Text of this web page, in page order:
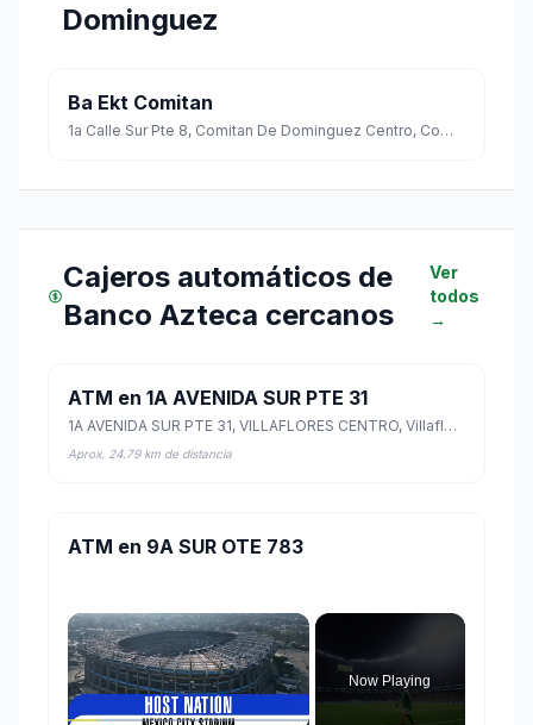
Dominguez
Ba Ekt Comitan
1a Calle Sur Pte 8, Comitan De Dominguez Centro, Comitan De Dominguez, Chiapas
Cajeros automáticos de
Banco Azteca cercanos
Ver
todos
→
ATM en 1A AVENIDA SUR PTE 31
1A AVENIDA SUR PTE 31, VILLAFLORES CENTRO, Villaflores, Chiapas
Aprox. 24.79 km de distancia
ATM en 9A SUR OTE 783
×
Now Playing